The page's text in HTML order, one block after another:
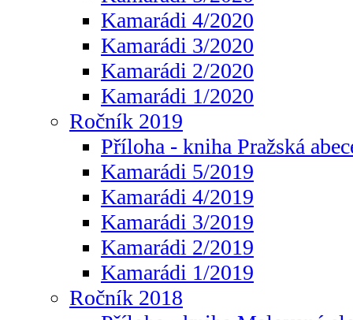
Kamarádi 4/2020
Kamarádi 3/2020
Kamarádi 2/2020
Kamarádi 1/2020
Ročník 2019
Příloha - kniha Pražská
Kamarádi 5/2019
Kamarádi 4/2019
Kamarádi 3/2019
Kamarádi 2/2019
Kamarádi 1/2019
Ročník 2018